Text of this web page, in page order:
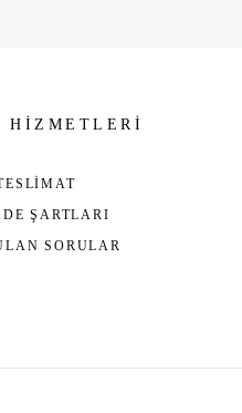
HİZMETLERİ
ŞARTLARI
SORULAR